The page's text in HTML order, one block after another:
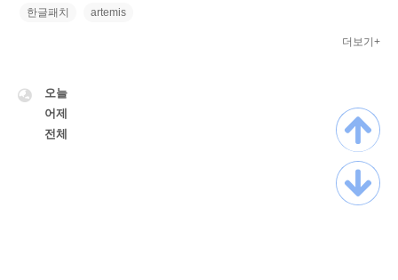
한글패치 artemis
더보기+
VISITOR
오늘
어제
전체